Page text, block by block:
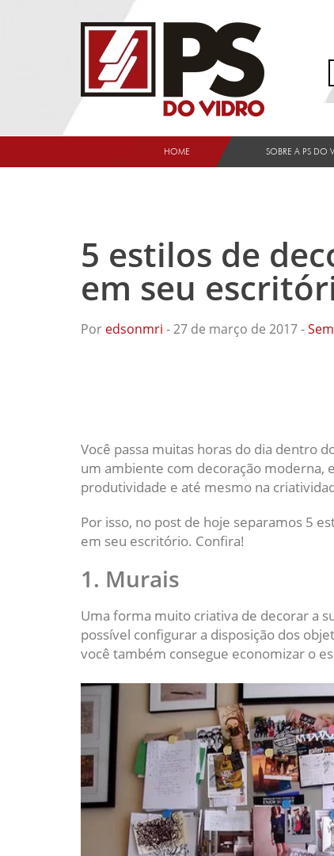
HOME SOBRE A PS DO
5 estilos de
em seu
Por edsonmri - 27 de março de 2017 -
Você passa muitas horas do dia dentro
um ambiente com decoração moderna,
produtividade e até mesmo na
Por isso, no post de hoje separamos 5
em seu escritório. Confira!
1. Murais
Uma forma muito criativa de decorar a
possível configurar a disposição dos
você também consegue economizar o